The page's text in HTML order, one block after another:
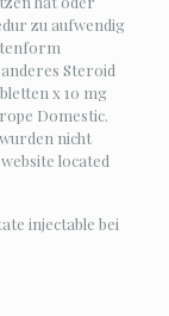
zu aufwendig
Steroid
x 10 mg
Domestic.
nicht
located